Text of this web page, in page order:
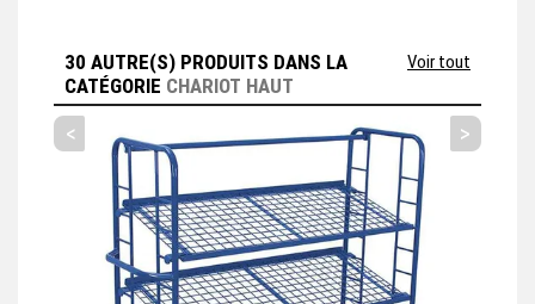
accessoire est couramment...
30 AUTRE(S) PRODUITS DANS LA
CATÉGORIE CHARIOT HAUT
Voir tout
< >